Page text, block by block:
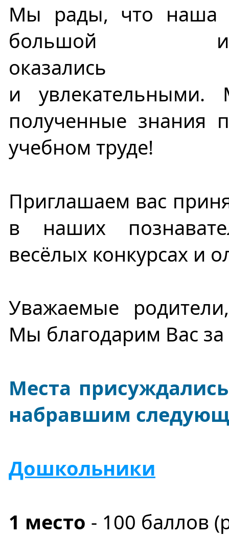
Мы рады, что наша
большой
оказались
и
полученные знания
учебном труде!
Приглашаем вас
в наших
весёлых конкурсах и
Уважаемые
Мы благодарим Вас за
Места
набравшим
Дошкольники
1 место - 100 баллов